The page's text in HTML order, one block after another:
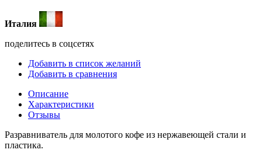
Италия
поделитесь в соцсетях
Добавить в список желаний
Добавить в сравнения
Описание
Характеристики
Отзывы
Разравниватель для молотого кофе из нержавеющей стали и
пластика.